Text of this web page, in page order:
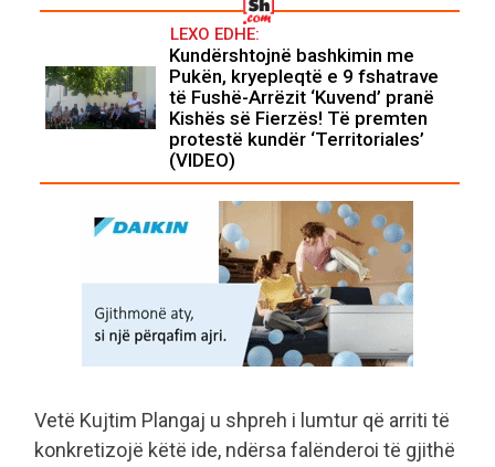
LEXO EDHE:
Kundërshtojnë bashkimin me
Pukën, kryepleqtë e 9 fshatrave
të Fushë-Arrëzit ‘Kuvend’ pranë
Kishës së Fierzës! Të premten
protestë kundër ‘Territoriales’
(VIDEO)
Vetë Kujtim Plangaj u shpreh i lumtur që arriti të
konkretizojë këtë ide, ndërsa falënderoi të gjithë